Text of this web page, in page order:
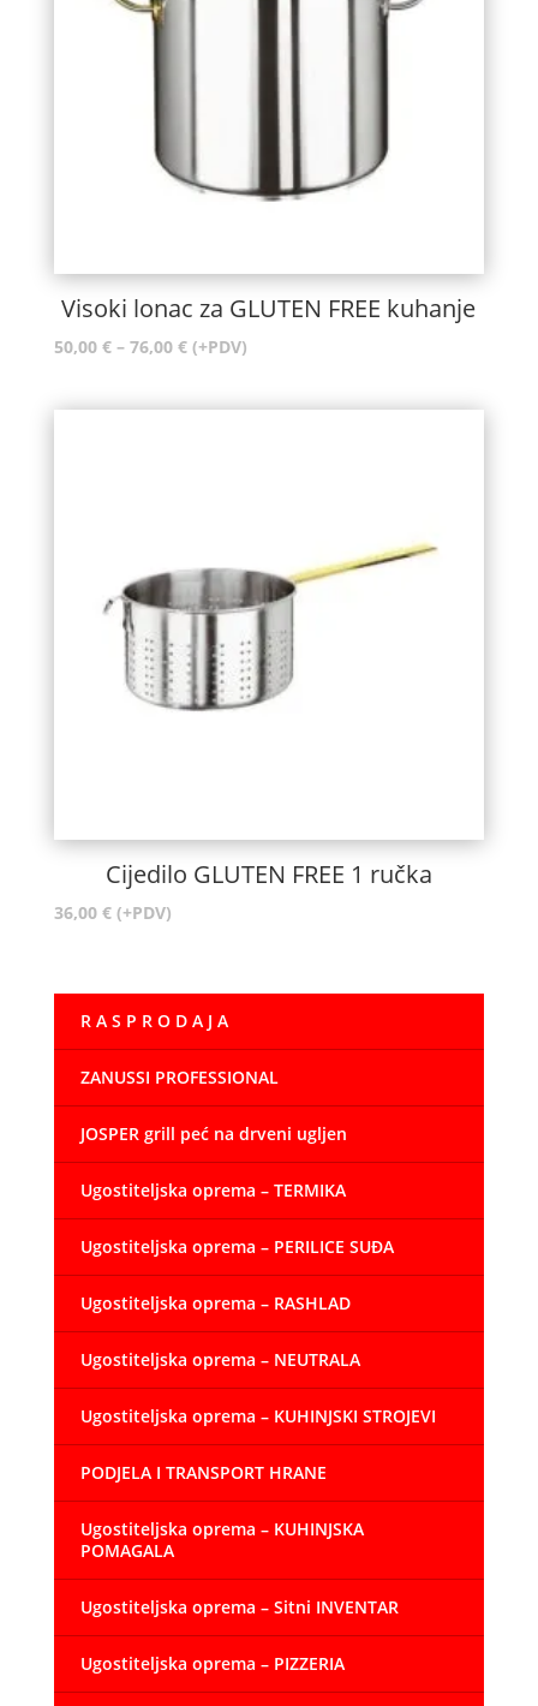
Visoki lonac za GLUTEN FREE kuhanje
50,00 € – 76,00 €Raspon
(+PDV)
Cijedilo GLUTEN FREE 1 ručka
36,00 € (+PDV)
R A S P R O D A J A
ZANUSSI PROFESSIONAL
JOSPER grill peć na drveni ugljen
Ugostiteljska oprema – TERMIKA
Ugostiteljska oprema – PERILICE SUĐA
Ugostiteljska oprema – RASHLAD
Ugostiteljska oprema – NEUTRALA
Ugostiteljska oprema – KUHINJSKI STROJEVI
PODJELA I TRANSPORT HRANE
Ugostiteljska oprema – KUHINJSKA
POMAGALA
Ugostiteljska oprema – Sitni INVENTAR
Ugostiteljska oprema – PIZZERIA